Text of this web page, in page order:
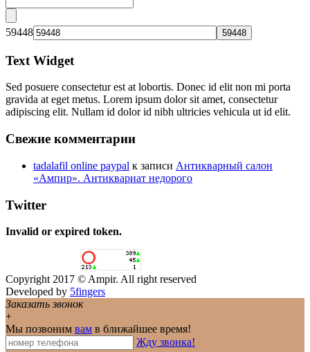
59448
Text Widget
Sed posuere consectetur est at lobortis. Donec id elit non mi porta
gravida at eget metus. Lorem ipsum dolor sit amet, consectetur
adipiscing elit. Nullam id dolor id nibh ultricies vehicula ut id elit.
Свежие комментарии
tadalafil online paypal к записи Антикварный салон
«Ампир». Антиквариат недорого
Twitter
Invalid or expired token.
Copyright 2017 © Ampir. All right reserved
Developed by 5fingers
Заказать звонок
+
Мы позвоним вам в ближайшее время!
Жду звонка!